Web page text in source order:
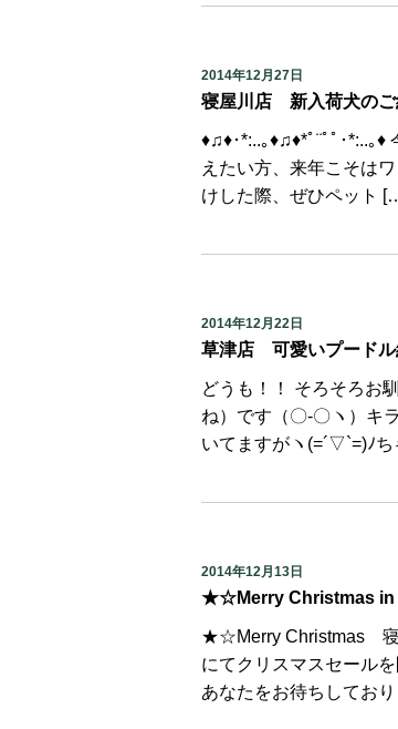
2014年12月27日
寝屋川店 新入荷犬のご
♦♫♦･*:..｡♦♫♦*ﾟ¨ﾟﾟ･*:..｡
えたい方、来年こそは
けした際、ぜひペット
2014年12月22日
草津店 可愛いプード
どうも！！ そろそろお
ね）です（〇-〇ヽ）キ
いてますがヽ(=´▽`=)ﾉ
2014年12月13日
★☆Merry Christmas in
★☆Merry Christmas 寝
にてクリスマスセール
あなたをお待ちしてお